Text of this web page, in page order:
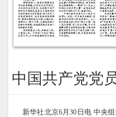
中国共产党党
新华社北京6月30日电 中央